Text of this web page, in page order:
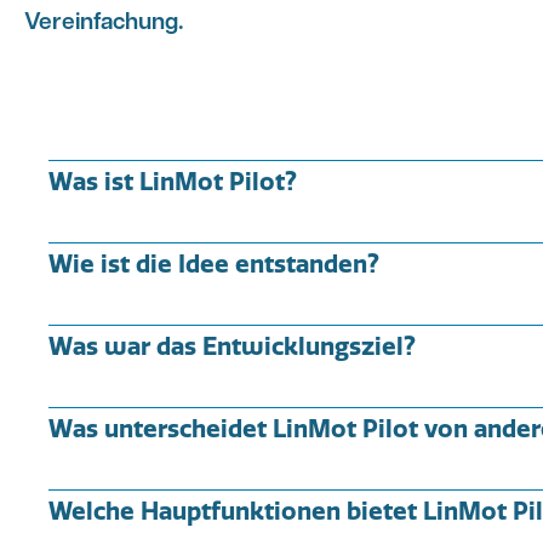
Vereinfachung.
Was ist LinMot Pilot?
Wie ist die Idee entstanden?
Was war das Entwicklungsziel?
Was unterscheidet LinMot Pilot von
Welche Hauptfunktionen bietet LinMot